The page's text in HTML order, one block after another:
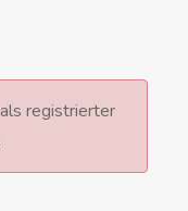
registrierter